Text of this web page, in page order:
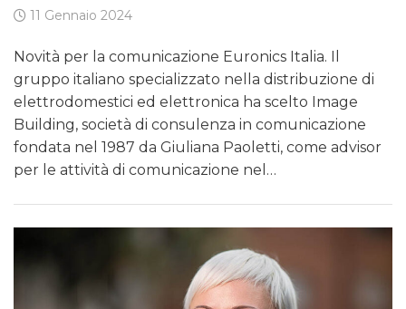
11 Gennaio 2024
Novità per la comunicazione Euronics Italia. Il
gruppo italiano specializzato nella distribuzione di
elettrodomestici ed elettronica ha scelto Image
Building, società di consulenza in comunicazione
fondata nel 1987 da Giuliana Paoletti, come advisor
per le attività di comunicazione nel…